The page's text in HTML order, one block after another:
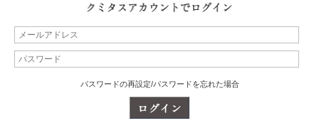
パスワードの再設定/パスワードを忘れた場合